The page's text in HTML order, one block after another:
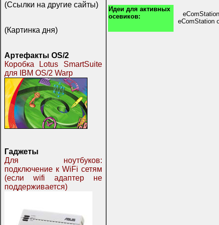
(Ссылки на другие сайты)
(Картинка дня)
Артефакты OS/2
Коробка Lotus SmartSuite
для IBM OS/2 Warp
Гаджеты
Для ноутбуков:
подключение к WiFi сетям
(если wifi адаптер не
поддерживается)
Идеи для активных
осевиков:
eComStation